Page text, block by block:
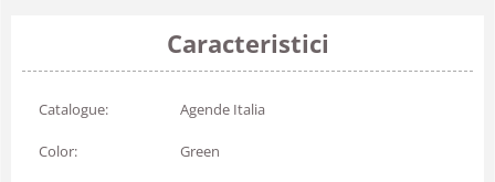
Caracteristici
Catalogue: Agende Italia
Color: Green